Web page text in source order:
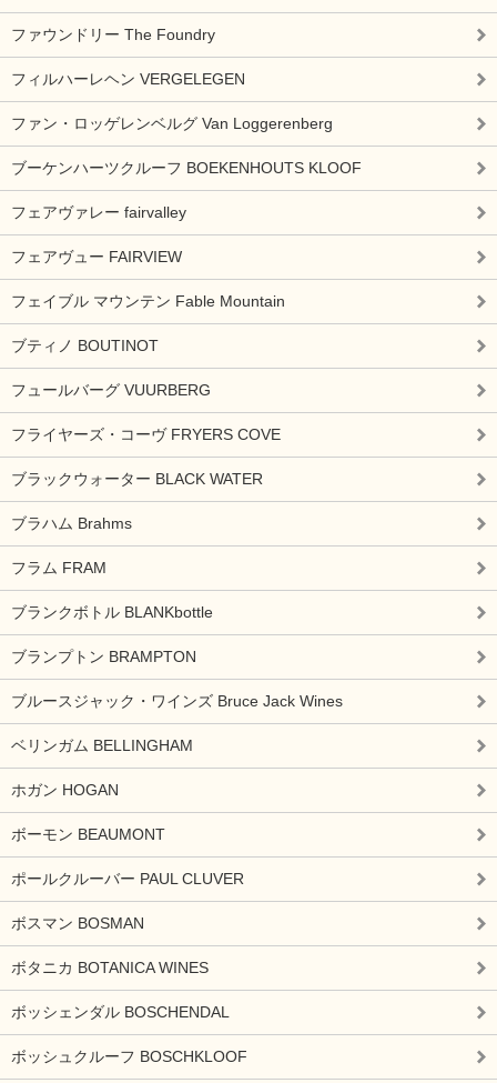
ファウンドリー The Foundry
フィルハーレヘン VERGELEGEN
ファン・ロッゲレンベルグ Van Loggerenberg
ブーケンハーツクルーフ BOEKENHOUTS KLOOF
フェアヴァレー fairvalley
フェアヴュー FAIRVIEW
フェイブル マウンテン Fable Mountain
ブティノ BOUTINOT
フュールバーグ VUURBERG
フライヤーズ・コーヴ FRYERS COVE
ブラックウォーター BLACK WATER
ブラハム Brahms
フラム FRAM
ブランクボトル BLANKbottle
ブランプトン BRAMPTON
ブルースジャック・ワインズ Bruce Jack Wines
ベリンガム BELLINGHAM
ホガン HOGAN
ボーモン BEAUMONT
ポールクルーバー PAUL CLUVER
ボスマン BOSMAN
ボタニカ BOTANICA WINES
ボッシェンダル BOSCHENDAL
ボッシュクルーフ BOSCHKLOOF